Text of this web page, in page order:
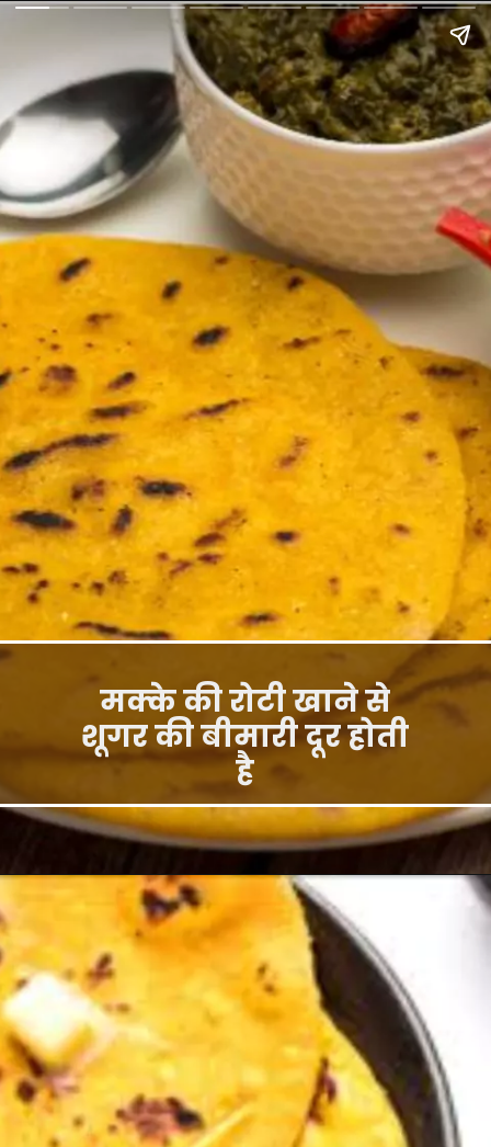
मक्के की रोटी खाने से
शूगर की बीमारी दूर होती